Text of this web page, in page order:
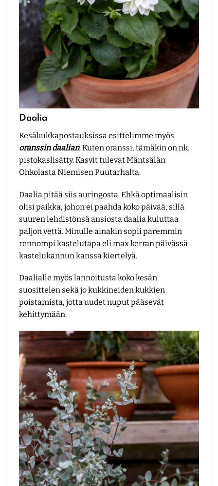
Daalia
Kesäkukkapostauksissa esittelimme myös
oranssin daalian. Kuten oranssi, tämäkin on nk.
pistokaslisätty. Kasvit tulevat Mäntsälän
Ohkolasta Niemisen Puutarhalta.
Daalia pitää siis auringosta. Ehkä optimaalisin
olisi paikka, johon ei paahda koko päivää, sillä
suuren lehdistönsä ansiosta daalia kuluttaa
paljon vettä. Minulle ainakin sopii paremmin
rennompi kastelutapa eli max kerran päivässä
kastelukannun kanssa kiertelyä.
Daalialle myös lannoitusta koko kesän
suosittelen sekä jo kukkineiden kukkien
poistamista, jotta uudet nuput pääsevät
kehittymään.